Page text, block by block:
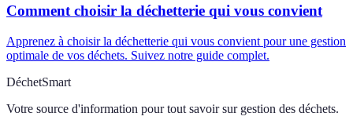
Comment choisir la déchetterie qui vous convient
Apprenez à choisir la déchetterie qui vous convient pour une gestion
optimale de vos déchets. Suivez notre guide complet.
DéchetSmart
Votre source d'information pour tout savoir sur gestion des déchets.